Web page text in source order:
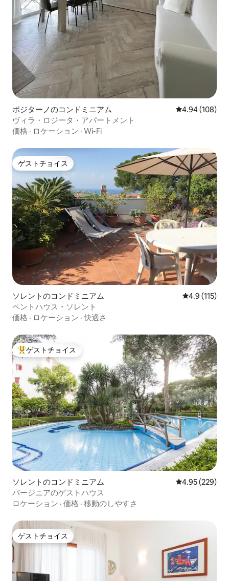
ポジターノのコンドミニアム レビュー108
4.94 (108)
ヴィラ・ロジータ・アパートメント
価格 · ロケーション · Wi-Fi
ゲストチョイス
ゲストチョイス
ソレントのコンドミニアム レビュー115
4.9 (115)
ペントハウス・ソレント
価格 · ロケーション ·快適さ
大好評のゲストチョイスです。
ゲストチョイス
ソレントのコンドミニアム レビュー229
4.95 (229)
バージニアのゲストハウス
ロケーション · 価格 · 移動のしやすさ
ゲストチョイス
ゲストチョイス